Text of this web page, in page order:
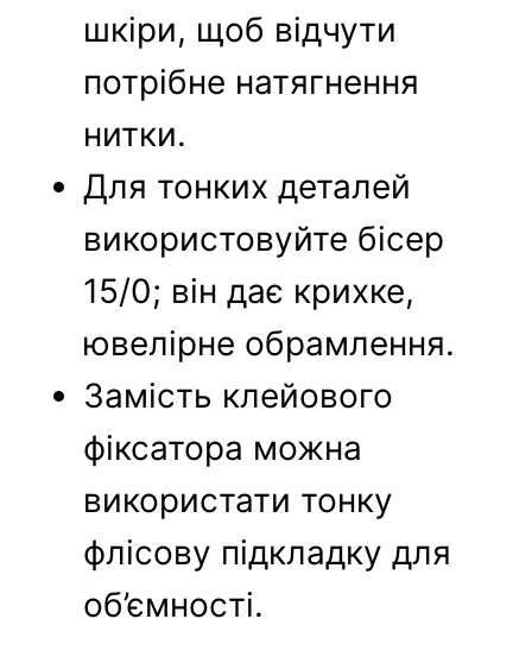
шкіри, щоб відчути
потрібне натягнення
нитки.
Для тонких деталей
використовуйте бісер
15/0; він дає крихке,
ювелірне обрамлення.
Замість клейового
фіксатора можна
використати тонку
флісову підкладку для
об’ємності.